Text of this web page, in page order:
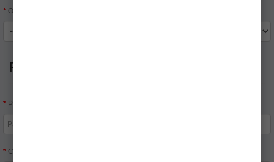
Oraş:
Parola
Parolă:
Confirmă parola: